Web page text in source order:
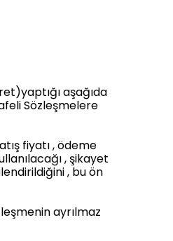
aşağıda
Sözleşmelere
fiyatı , ödeme
, şikayet
, bu ön
ayrılmaz